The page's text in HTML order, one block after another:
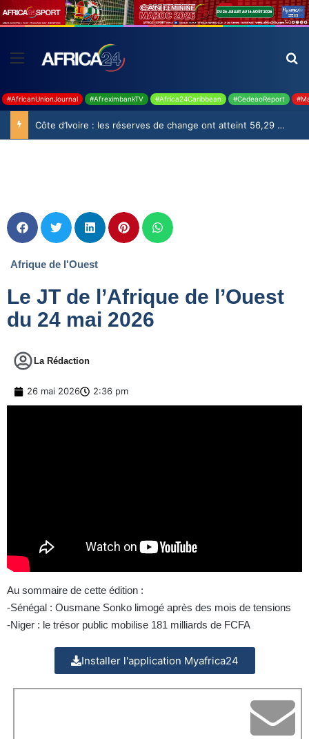
#AfricanUnionJournal #AfreximbankTV #Africa24Caribbean #CedeaoReport
Côte d’Ivoire : les réserves de change ont atteint 56,29 milliards USD en juillet
Afrique de l'Ouest
Le JT de l’Afrique de l’Ouest
du 24 mai 2026
La Rédaction
26 mai 2026 2:36 pm
Au sommaire de cette édition :
-Sénégal : Ousmane Sonko limogé après des mois de tensions
-Niger : le trésor public mobilise 181 milliards de FCFA
Installer l'application Myafrica24